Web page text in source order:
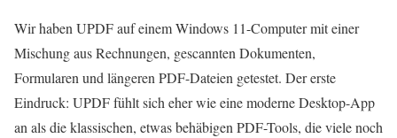
Wir haben UPDF auf einem Windows 11-Computer mit einer
Mischung aus Rechnungen, gescannten Dokumenten,
Formularen und längeren PDF-Dateien getestet. Der erste
Eindruck: UPDF fühlt sich eher wie eine moderne Desktop-App
an als die klassischen, etwas behäbigen PDF-Tools, die viele noch